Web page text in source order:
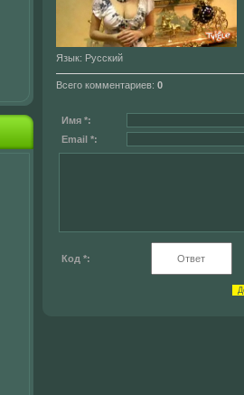
Язык: Русский
Всего комментариев: 0
Имя *:
Email *:
Код *: